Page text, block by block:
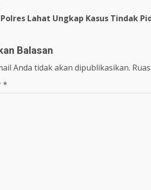
Lahat Ungkap Kasus Tindak
Balasan
Anda tidak akan dipublikasikan.
*